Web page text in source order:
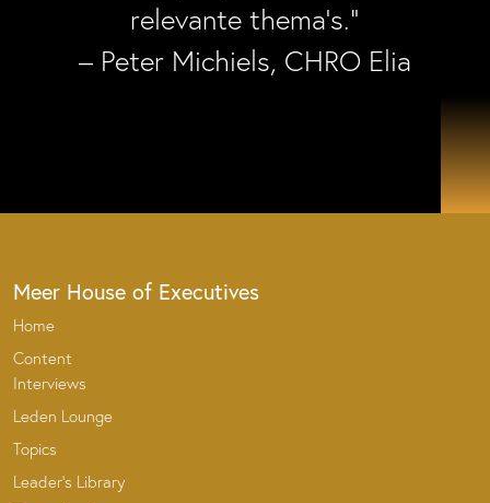
relevante thema’s.”
– Peter Michiels, CHRO Elia
Meer House of Executives
Home
Content
Interviews
Leden Lounge
Topics
Leader’s Library